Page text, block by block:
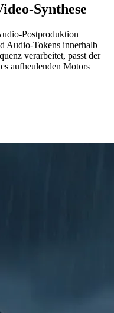
Synthese
Postproduktion
Audio-Tokens innerhalb
verarbeitet, passt der
aufheulenden Motors